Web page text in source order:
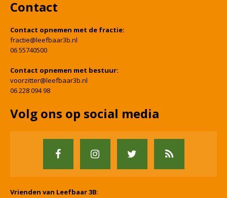
Contact
Contact opnemen met de fractie:
fractie@leefbaar3b.nl
06 55740500
Contact opnemen met bestuur:
voorzitter@leefbaar3b.nl
06 228 094 98
Volg ons op social media
Vrienden van Leefbaar 3B: